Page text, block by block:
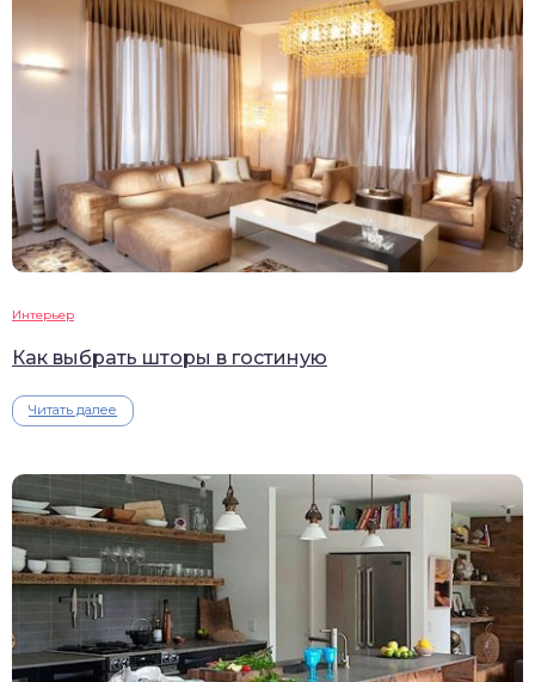
Интерьер
Как выбрать шторы в гостиную
Читать далее